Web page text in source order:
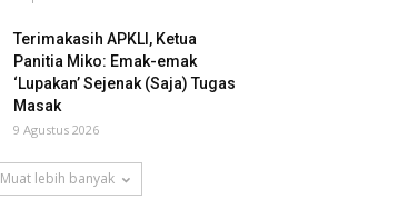
Terimakasih APKLI, Ketua
Panitia Miko: Emak-emak
‘Lupakan’ Sejenak (Saja) Tugas
Masak
9 Agustus 2026
Muat lebih banyak